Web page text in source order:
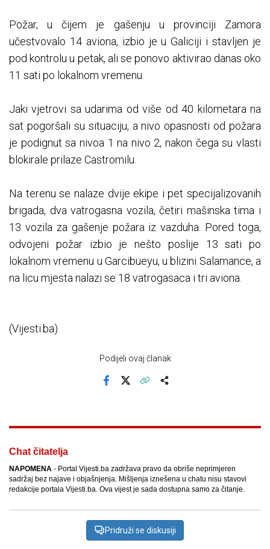
Požar, u čijem je gašenju u provinciji Zamora
učestvovalo 14 aviona, izbio je u Galiciji i stavljen je
pod kontrolu u petak, ali se ponovo aktivirao danas oko
11 sati po lokalnom vremenu.
Jaki vjetrovi sa udarima od više od 40 kilometara na
sat pogoršali su situaciju, a nivo opasnosti od požara
je podignut sa nivoa 1 na nivo 2, nakon čega su vlasti
blokirale prilaze Castromilu.
Na terenu se nalaze dvije ekipe i pet specijalizovanih
brigada, dva vatrogasna vozila, četiri mašinska tima i
13 vozila za gašenje požara iz vazduha. Pored toga,
odvojeni požar izbio je nešto poslije 13 sati po
lokalnom vremenu u Garcibueyu, u blizini Salamance, a
na licu mjesta nalazi se 18 vatrogasaca i tri aviona.
(Vijesti.ba)
Podijeli ovaj članak
Chat čitatelja
NAPOMENA - Portal Vijesti.ba zadržava pravo da obriše neprimjeren
sadržaj bez najave i objašnjenja. Mišljenja iznešena u chatu nisu stavovi
redakcije portala Vijesti.ba. Ova vijest je sada dostupna samo za čitanje.
Pridruži se diskusiji